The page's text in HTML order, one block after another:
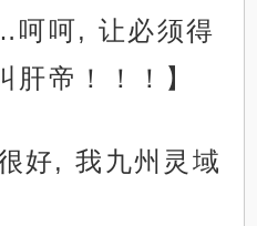
呵, 让必须得
肝帝！！！】
好, 我九州灵域